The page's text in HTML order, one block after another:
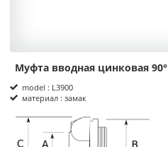
Product Informations
Муфта вводная цинковая
model : L3900
материал : замак
размеры